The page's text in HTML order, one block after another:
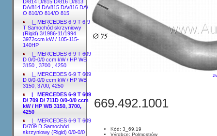
D/814 D/815 D/816 D/813
DA/814 DA/815 DA/816 DA/
O 810/O 814/O 815
|_ MERCEDES 6-9 T 6-9
T Samochód skrzyniowy
(Rigid) 3/1986-11/1994
3972ccm kW / 105-115-
140HP
|_ MERCEDES 6-9 T 609
D 0/0-0/0 ccm kW / HP WB
3150 , 3700 , 4250
|_ MERCEDES 6-9 T 609
D 0/0-0/0 ccm kW / HP WB
3150, 3700, 4250
|_ MERCEDES 6-9 T 609
D/ 709 D/ 711D 0/0-0/0 ccm
kW / HP WB 3150, 3700,
4250
|_ MERCEDES 6-9 T 609
D/709 D Samochód
skrzyniowy (Rigid) 0/0-0/0
669.492.1001
Kód: 3_69.19
Výrobce: Polmostrów